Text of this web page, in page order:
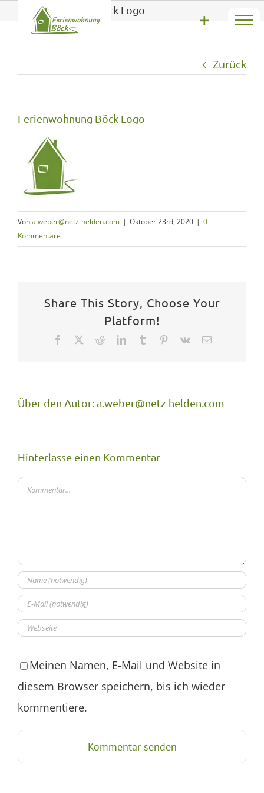
springen
Ferienwohnung Böck Logo
Zurück
Ferienwohnung Böck Logo
Vona.weber@netz-helden.com | Oktober 23rd, 2020 | 0
Kommentare
Share This Story, Choose Your
Platform!
Facebook RedditLinkedInTumblr Pinterest
Vk
E-
Über den Autor:a.weber@netz-helden.com
Hinterlasse einen Kommentar
Kommentar
Meinen Namen, E-Mail und Website in
diesem Browser speichern, bis ich wieder
kommentiere.